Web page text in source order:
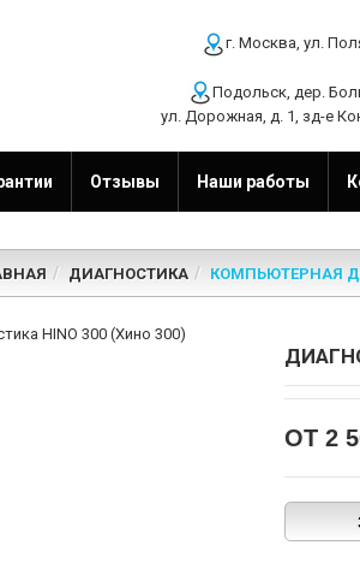
г. Москва, ул.
Подольск, дер.
ул. Дорожная, д. 1, зд-е
Отзывы Наши работы
ДИАГНОСТИКА КОМПЬЮТЕРНАЯ
ОТ 2